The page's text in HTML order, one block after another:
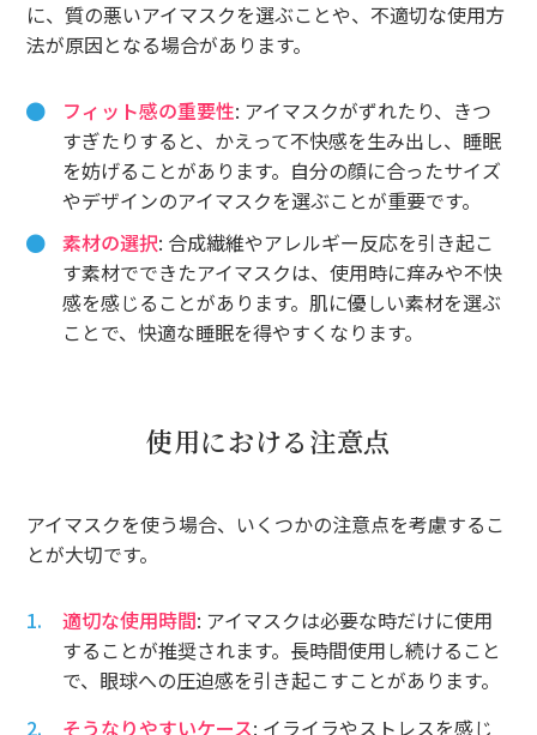
に、質の悪いアイマスクを選ぶことや、不適切な使用方
法が原因となる場合があります。
フィット感の重要性: アイマスクがずれたり、きつ
すぎたりすると、かえって不快感を生み出し、睡眠
を妨げることがあります。自分の顔に合ったサイズ
やデザインのアイマスクを選ぶことが重要です。
素材の選択: 合成繊維やアレルギー反応を引き起こ
す素材でできたアイマスクは、使用時に痒みや不快
感を感じることがあります。肌に優しい素材を選ぶ
ことで、快適な睡眠を得やすくなります。
使用における注意点
アイマスクを使う場合、いくつかの注意点を考慮するこ
とが大切です。
適切な使用時間: アイマスクは必要な時だけに使用
することが推奨されます。長時間使用し続けること
で、眼球への圧迫感を引き起こすことがあります。
そうなりやすいケース: イライラやストレスを感じ